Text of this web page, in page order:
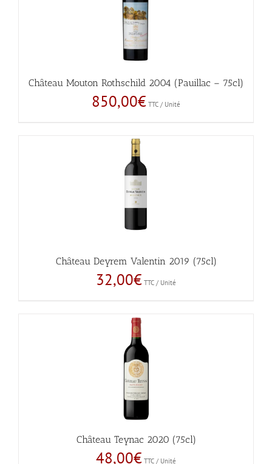
Château Mouton Rothschild 2004 (Pauillac – 75cl)
850,00€ TTC / Unité
Château Deyrem Valentin 2019 (75cl)
32,00€ TTC / Unité
Château Teynac 2020 (75cl)
48,00€ TTC / Unité